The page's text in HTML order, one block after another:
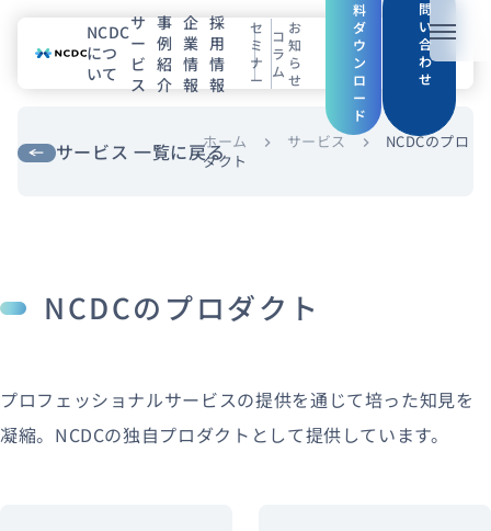
メニュ
NCDCについて
採用情報
エンジニアブログ（Zenn）
お役立ち情報（PJ Insight）
NCDC
につ
いて
サ
ー
ビ
ス
事
例
紹
介
企
業
情
報
採
用
情
報
セ
ミ
ナ
ー
コ
ラ
ム
お
知
ら
せ
料
ダ
ウ
ン
ロ
ー
ド
問
い
合
わ
せ
サービス 一覧に戻るホーム chevron_right サービス chevron_right
NCDCのプロ
ダクト
NCDCのプロダクト
プロフェッショナルサービスの提供を通じて培った知見を
凝縮。NCDCの独自プロダクトとして提供しています。